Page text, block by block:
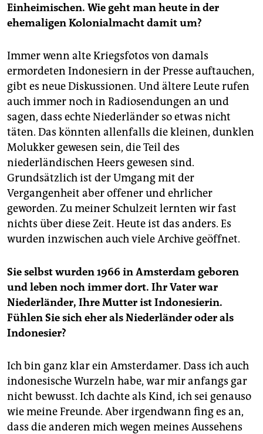
Einheimischen. Wie geht man heute in der
ehemaligen Kolonialmacht damit um?
Immer wenn alte Kriegsfotos von damals
ermordeten Indonesiern in der Presse auftauchen,
gibt es neue Diskussionen. Und ältere Leute rufen
auch immer noch in Radiosendungen an und
sagen, dass echte Niederländer so etwas nicht
täten. Das könnten allenfalls die kleinen, dunklen
Molukker gewesen sein, die Teil des
niederländischen Heers gewesen sind.
Grundsätzlich ist der Umgang mit der
Vergangenheit aber offener und ehrlicher
geworden. Zu meiner Schulzeit lernten wir fast
nichts über diese Zeit. Heute ist das anders. Es
wurden inzwischen auch viele Archive geöffnet.
Sie selbst wurden 1966 in Amsterdam geboren
und leben noch immer dort. Ihr Vater war
Niederländer, Ihre Mutter ist Indonesierin.
Fühlen Sie sich eher als Niederländer oder als
Indonesier?
Ich bin ganz klar ein Amsterdamer. Dass ich auch
indonesische Wurzeln habe, war mir anfangs gar
nicht bewusst. Ich dachte als Kind, ich sei genauso
wie meine Freunde. Aber irgendwann fing es an,
dass die anderen mich wegen meines Aussehens